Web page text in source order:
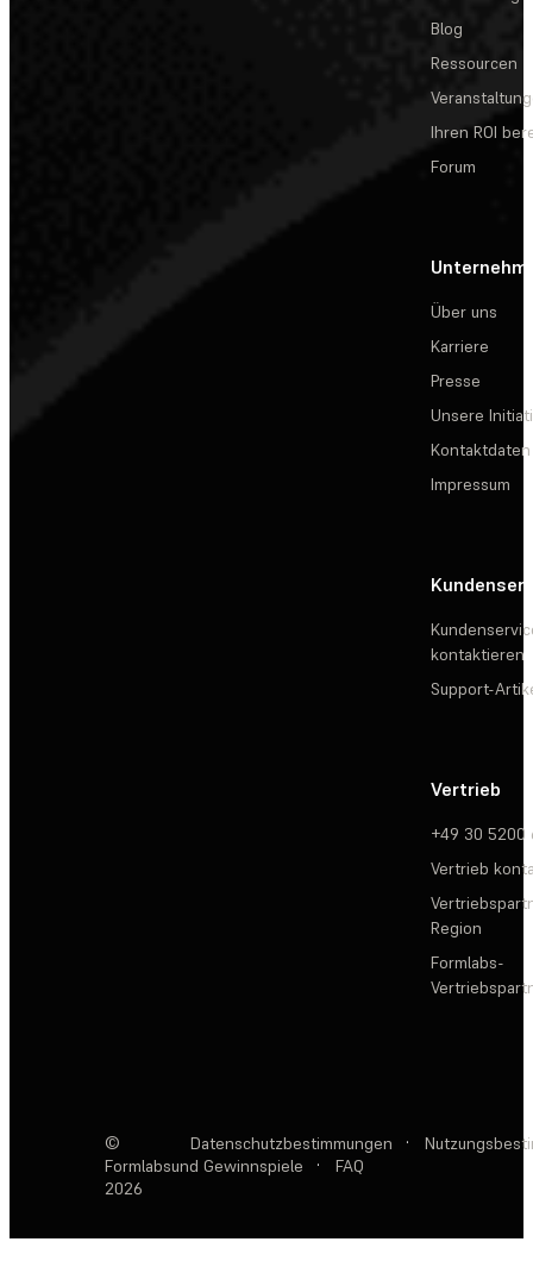
Blog
Ressourcen
Ihren ROI
Forum
Über uns
Karriere
Presse
Unsere
Kontaktdaten
Impressum
kontaktieren
Support-
Vertrieb
+49 30 5200
Vertrieb
Region
Formlabs-
©
Formlabs
2026
Datenschutzbestimmungen ·
und Gewinnspiele
· FAQ